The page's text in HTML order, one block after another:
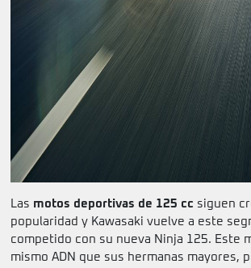
Las motos deportivas de 125 cc siguen
popularidad y Kawasaki vuelve a este
competido con su nueva Ninja 125. Este
mismo ADN que sus hermanas mayores,